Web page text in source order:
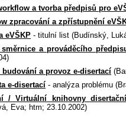
a tvorba předpisů pro
zpracování a zpřístupnění
eVŠKP - titulní list (Budínský,
směrnice a prováděcího
budování a provoz e-disertací
e-disertací - analýza problému
/ Virtuální knihovny
Eva; htm; 23.10.2002)